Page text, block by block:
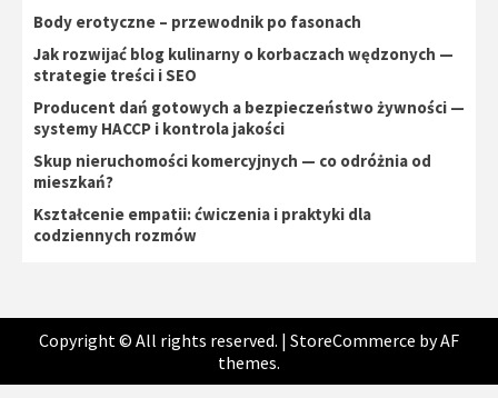
Body erotyczne – przewodnik po fasonach
Jak rozwijać blog kulinarny o korbaczach wędzonych —
strategie treści i SEO
Producent dań gotowych a bezpieczeństwo żywności —
systemy HACCP i kontrola jakości
Skup nieruchomości komercyjnych — co odróżnia od
mieszkań?
Kształcenie empatii: ćwiczenia i praktyki dla
codziennych rozmów
Copyright © All rights reserved. | StoreCommerce by AF
themes.